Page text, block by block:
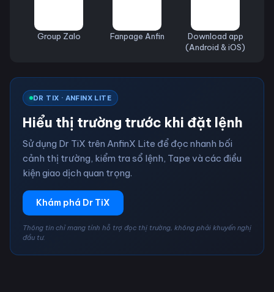
Group Zalo Fanpage Anfin
Download app
(Android & iOS)
DR TIX · ANFINX LITE
Hiểu thị trường trước khi đặt lệnh
Sử dụng Dr TiX trên AnfinX Lite để đọc nhanh bối
cảnh thị trường, kiểm tra sổ lệnh, Tape và các điều
kiện giao dịch quan trọng.
Khám phá Dr TiX
Thông tin chỉ mang tính hỗ trợ đọc thị trường, không phải khuyến nghị
đầu tư.